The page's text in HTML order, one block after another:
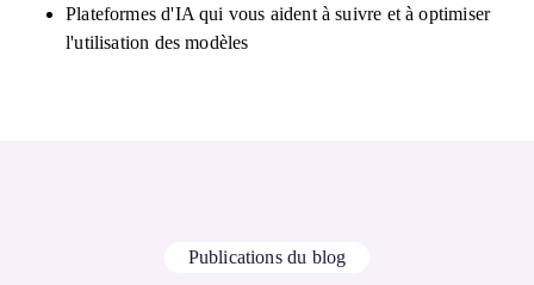
Plateformes d'IA qui vous aident à suivre et à optimiser
l'utilisation des modèles
Publications du blog